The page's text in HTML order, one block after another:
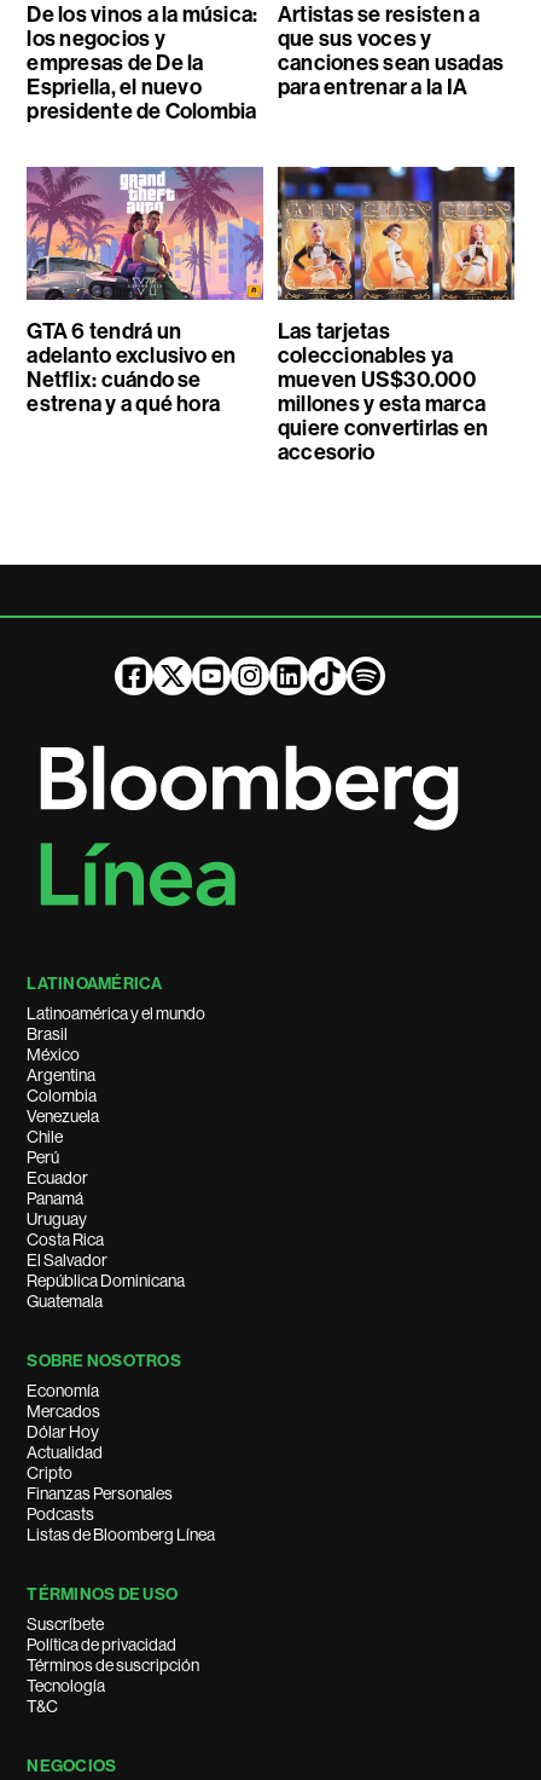
De los vinos a la música:
los negocios y
empresas de De la
Espriella, el nuevo
presidente de Colombia
Artistas se resisten a
que sus voces y
canciones sean usadas
para entrenar a la IA
GTA 6 tendrá un
adelanto exclusivo en
Netflix: cuándo se
estrena y a qué hora
Las tarjetas
coleccionables ya
mueven US$30.000
millones y esta marca
quiere convertirlas en
accesorio
LATINOAMÉRICA
Latinoamérica y el mundo
Brasil
México
Argentina
Colombia
Venezuela
Chile
Perú
Ecuador
Panamá
Uruguay
Costa Rica
El Salvador
República Dominicana
Guatemala
SOBRE NOSOTROS
Economía
Mercados
Dólar Hoy
Actualidad
Cripto
Finanzas Personales
Podcasts
Listas de Bloomberg Línea
TÉRMINOS DE USO
Suscríbete
Política de privacidad
Términos de suscripción
Tecnología
T&C
NEGOCIOS